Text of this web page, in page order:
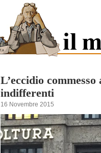
L’eccidio
indifferenti
16 Novembre 2015